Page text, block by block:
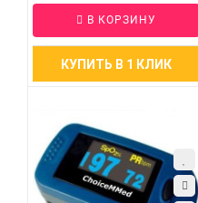
В КОРЗИНУ
КУПИТЬ В 1 КЛИК